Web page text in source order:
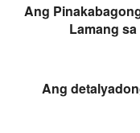
Ang
Lamang
Ang